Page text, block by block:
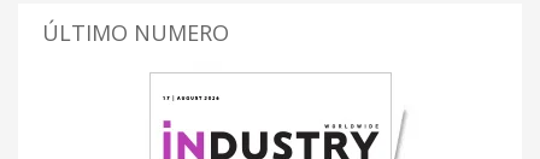
ÚLTIMO NUMERO